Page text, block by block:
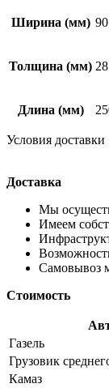
Ширина (мм) 90
Толщина (мм) 28
Длина (мм)
Условия доставки
Доставка
Мы
Имеем
Самовывоз
Стоимость
Газель
Грузовик
Камаз